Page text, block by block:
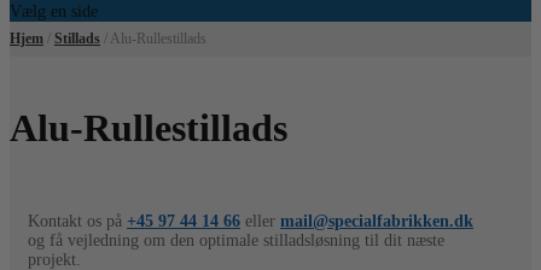
Vælg en side
Hjem / Stillads / Alu-Rullestillads
Alu-Rullestillads
Kontakt os på +45 97 44 14 66 eller mail@specialfabrikken.dk
og få vejledning om den optimale stilladsløsning til dit næste
projekt.